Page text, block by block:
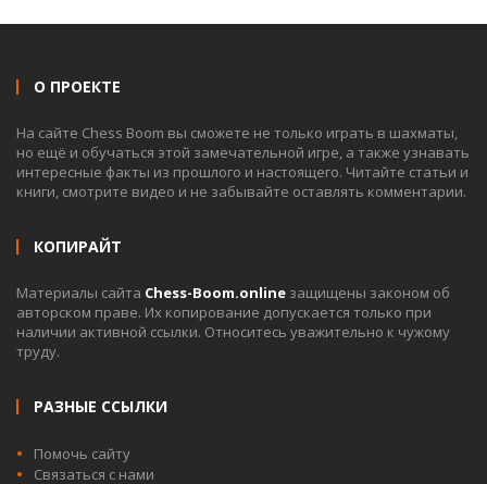
О ПРОЕКТЕ
На сайте Chess Boom вы сможете не только играть в шахматы,
но ещё и обучаться этой замечательной игре, а также узнавать
интересные факты из прошлого и настоящего. Читайте статьи и
книги, смотрите видео и не забывайте оставлять комментарии.
КОПИРАЙТ
Материалы сайта Chess-Boom.online защищены законом об
авторском праве. Их копирование допускается только при
наличии активной ссылки. Относитесь уважительно к чужому
труду.
РАЗНЫЕ ССЫЛКИ
Помочь сайту
Связаться с нами